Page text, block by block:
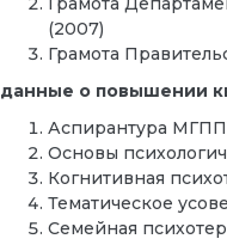
(2007)
Грамота
данные о повышении
Аспирантура
Основы
Когнитивная
Тематическое
Семейная